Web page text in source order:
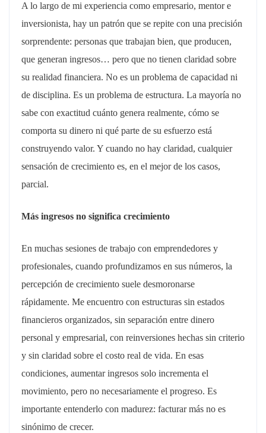
A lo largo de mi experiencia como empresario, mentor e
inversionista, hay un patrón que se repite con una precisión
sorprendente: personas que trabajan bien, que producen,
que generan ingresos… pero que no tienen claridad sobre
su realidad financiera. No es un problema de capacidad ni
de disciplina. Es un problema de estructura. La mayoría no
sabe con exactitud cuánto genera realmente, cómo se
comporta su dinero ni qué parte de su esfuerzo está
construyendo valor. Y cuando no hay claridad, cualquier
sensación de crecimiento es, en el mejor de los casos,
parcial.
Más ingresos no significa crecimiento
En muchas sesiones de trabajo con emprendedores y
profesionales, cuando profundizamos en sus números, la
percepción de crecimiento suele desmoronarse
rápidamente. Me encuentro con estructuras sin estados
financieros organizados, sin separación entre dinero
personal y empresarial, con reinversiones hechas sin criterio
y sin claridad sobre el costo real de vida. En esas
condiciones, aumentar ingresos solo incrementa el
movimiento, pero no necesariamente el progreso. Es
importante entenderlo con madurez: facturar más no es
sinónimo de crecer.